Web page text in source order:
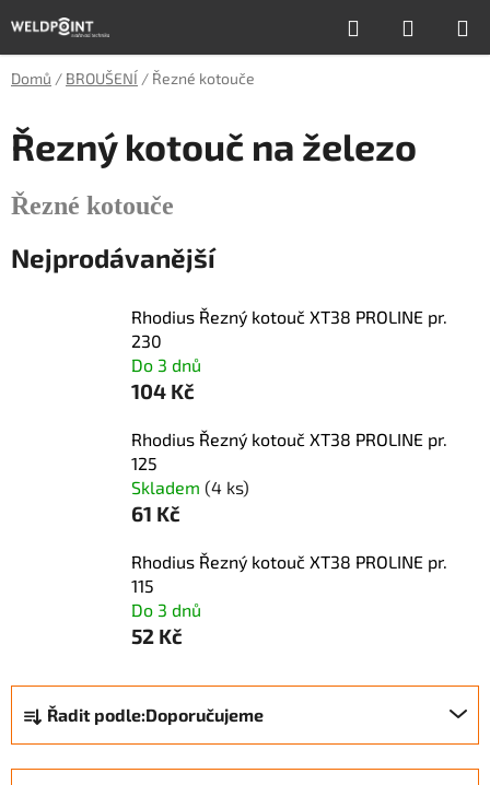
na
obsah
Hledat
KOŠÍK
Domů / BROUŠENÍ / Řezné kotouče
Řezný kotouč na železo
Řezné kotouče
Nejprodávanější
Rhodius Řezný kotouč XT38 PROLINE pr.
230
Do 3 dnů
104 Kč
Rhodius Řezný kotouč XT38 PROLINE pr.
125
Skladem (4 ks)
61 Kč
Rhodius Řezný kotouč XT38 PROLINE pr.
115
Do 3 dnů
52 Kč
Ř
a
z
Řadit podle:Doporučujeme